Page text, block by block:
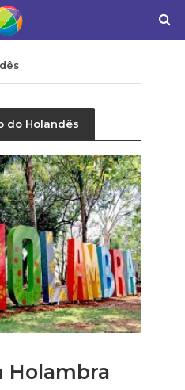
do Holandês
Holambra